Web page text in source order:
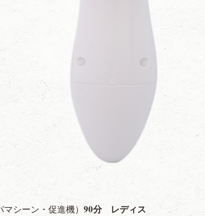
シーン・促進機） 90分 レディス